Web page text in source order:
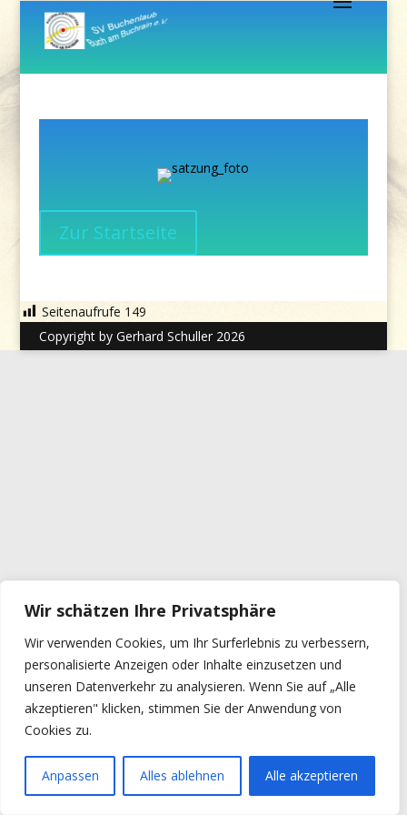
Wir schätzen Ihre Privatsphäre
Wir verwenden Cookies, um Ihr Surferlebnis zu verbessern,
personalisierte Anzeigen oder Inhalte einzusetzen und
unseren Datenverkehr zu analysieren. Wenn Sie auf „Alle
akzeptieren" klicken, stimmen Sie der Anwendung von
Cookies zu.
Anpassen Alles ablehnen Alle akzeptieren
Zur Startseite
Seitenaufrufe 149
Copyright by Gerhard Schuller 2026